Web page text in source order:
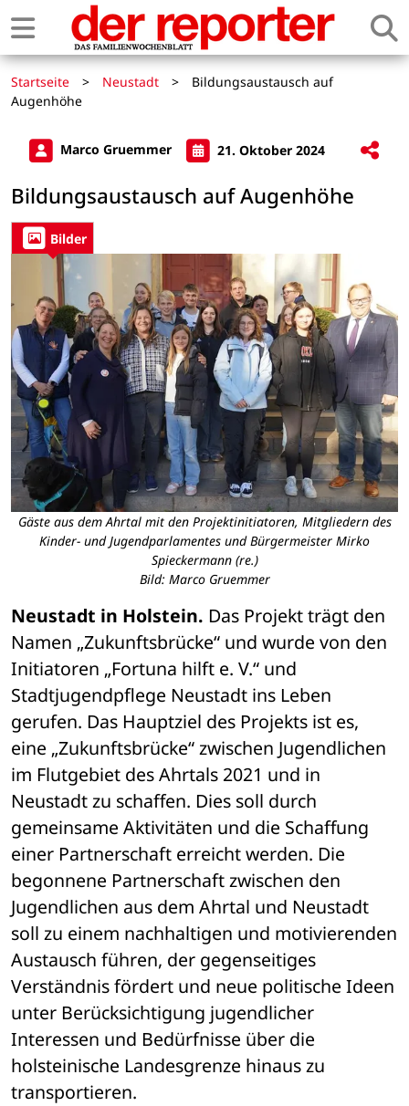
Startseite > Neustadt >
Bildungsaustausch auf
Augenhöhe
Marco Gruemmer 21. Oktober 2024
Bildungsaustausch auf Augenhöhe
Bilder
Gäste aus dem Ahrtal mit den Projektinitiatoren, Mitgliedern des
Kinder- und Jugendparlamentes und Bürgermeister Mirko
Spieckermann (re.)
Bild: Marco Gruemmer
Neustadt in Holstein. Das Projekt trägt den
Namen „Zukunftsbrücke“ und wurde von den
Initiatoren „Fortuna hilft e. V.“ und
Stadtjugendpflege Neustadt ins Leben
gerufen. Das Hauptziel des Projekts ist es,
eine „Zukunftsbrücke“ zwischen Jugendlichen
im Flutgebiet des Ahrtals 2021 und in
Neustadt zu schaffen. Dies soll durch
gemeinsame Aktivitäten und die Schaffung
einer Partnerschaft erreicht werden. Die
begonnene Partnerschaft zwischen den
Jugendlichen aus dem Ahrtal und Neustadt
soll zu einem nachhaltigen und motivierenden
Austausch führen, der gegenseitiges
Verständnis fördert und neue politische Ideen
unter Berücksichtigung jugendlicher
Interessen und Bedürfnisse über die
holsteinische Landesgrenze hinaus zu
transportieren.